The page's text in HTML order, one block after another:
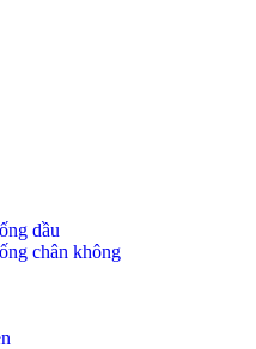
dầu
chân không